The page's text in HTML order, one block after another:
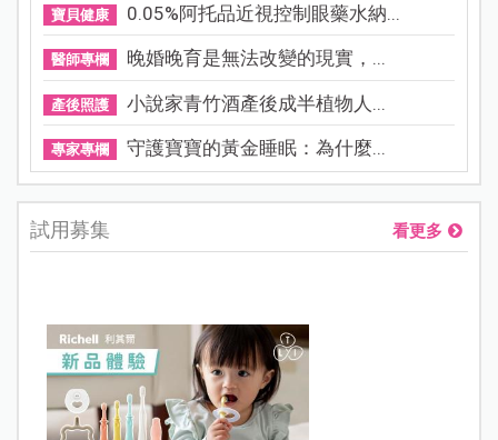
寶貝健康 0.05%阿托品近視控制眼藥水納...
醫師專欄 晚婚晚育是無法改變的現實，...
產後照護 小說家青竹酒產後成半植物人...
專家專欄 守護寶寶的黃金睡眠：為什麼...
試用募集 看更多